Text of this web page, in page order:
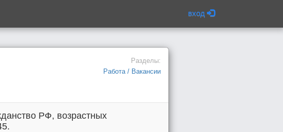
вход
Разделы:
Работа / Вакансии
РФ, возрастных